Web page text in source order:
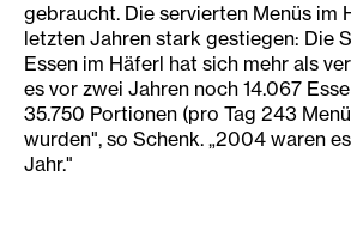
gebraucht. Die servierten Menüs im
letzten Jahren stark gestiegen: Die
Essen im Häferl hat sich mehr als
es vor zwei Jahren noch 14.067
35.750 Portionen (pro Tag 243
wurden", so Schenk. „2004 waren
Jahr."